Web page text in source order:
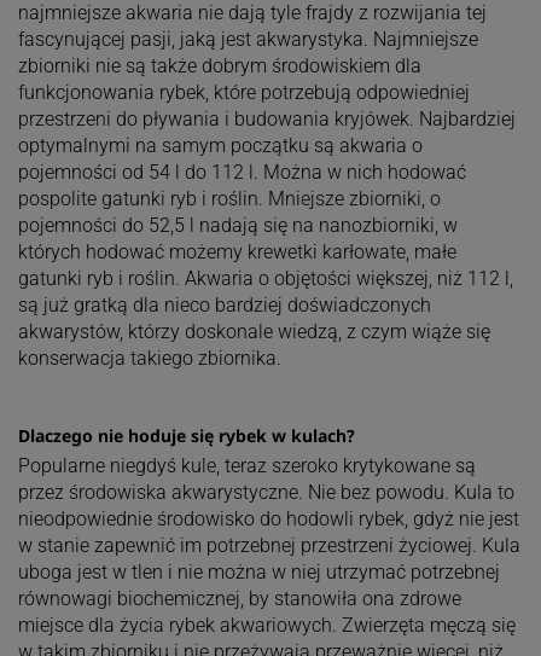
najmniejsze akwaria nie dają tyle frajdy z rozwijania tej
fascynującej pasji, jaką jest akwarystyka. Najmniejsze
zbiorniki nie są także dobrym środowiskiem dla
funkcjonowania rybek, które potrzebują odpowiedniej
przestrzeni do pływania i budowania kryjówek. Najbardziej
optymalnymi na samym początku są akwaria o
pojemności od 54 l do 112 l. Można w nich hodować
pospolite gatunki ryb i roślin. Mniejsze zbiorniki, o
pojemności do 52,5 l nadają się na nanozbiorniki, w
których hodować możemy krewetki karłowate, małe
gatunki ryb i roślin. Akwaria o objętości większej, niż 112 l,
są już gratką dla nieco bardziej doświadczonych
akwarystów, którzy doskonale wiedzą, z czym wiąże się
konserwacja takiego zbiornika.
Dlaczego nie hoduje się rybek w kulach?
Popularne niegdyś kule, teraz szeroko krytykowane są
przez środowiska akwarystyczne. Nie bez powodu. Kula to
nieodpowiednie środowisko do hodowli rybek, gdyż nie jest
w stanie zapewnić im potrzebnej przestrzeni życiowej. Kula
uboga jest w tlen i nie można w niej utrzymać potrzebnej
równowagi biochemicznej, by stanowiła ona zdrowe
miejsce dla życia rybek akwariowych. Zwierzęta męczą się